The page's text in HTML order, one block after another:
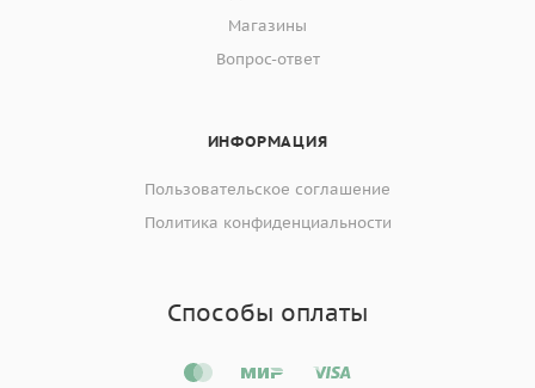
Магазины
Вопрос-ответ
ИНФОРМАЦИЯ
Пользовательское соглашение
Политика конфиденциальности
Способы оплаты